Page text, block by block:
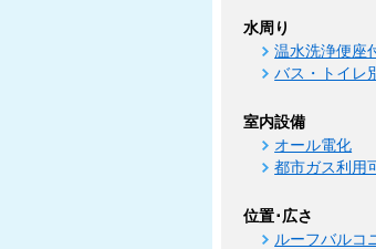
水周り
温水洗浄便座
バス・トイレ
室内設備
オール電化
都市ガス利用
位置･広さ
ルーフバルコ